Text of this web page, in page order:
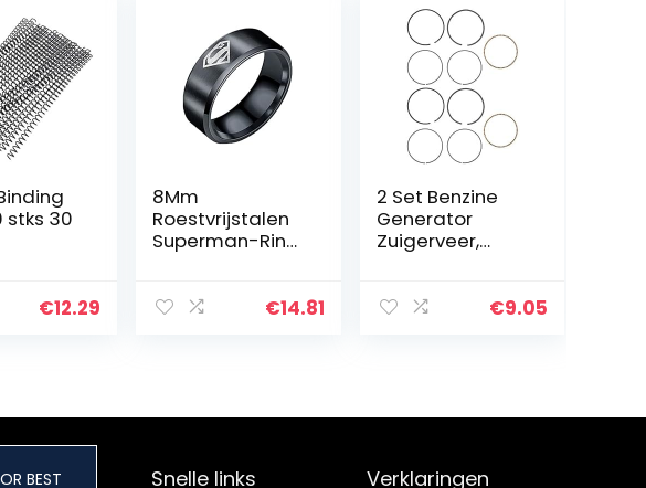
stks 30
€12.29
8Mm
Roestvrijstalen
Superman-Ring
Heren Titanium
€14.81
2 Set Benzine
Generator
Zuigerveer,
Vervanging
Geschikt…
€9.05
BEST Snelle links Verklaringen